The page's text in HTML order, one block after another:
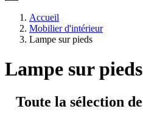
Accueil
Mobilier d'intérieur
Lampe sur pieds
Lampe sur pieds
Toute la sélection de